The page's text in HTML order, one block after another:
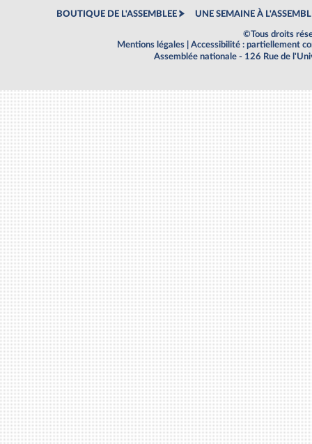
BOUTIQUE DE L'ASSEMBLEE UNE SEMAINE À
©Tous droits
Mentions légales
Accessibilité : partiellement
Assemblée nationale - 126 Rue de